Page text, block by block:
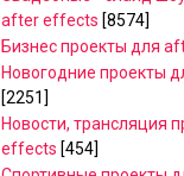
after effects [8574]
Бизнес проекты для
Новогодние проекты
[2251]
Новости, трансляция
effects [454]